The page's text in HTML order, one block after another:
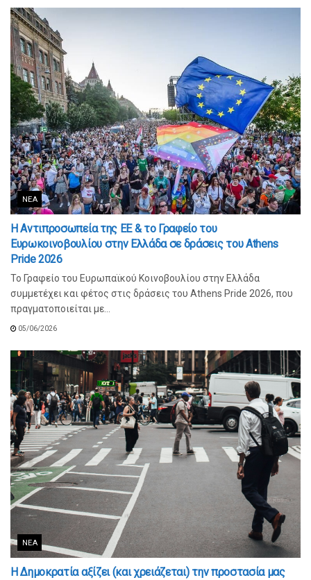
ΝΈΑ
Η Αντιπροσωπεία της ΕΕ & το Γραφείο του
Ευρωκοινοβουλίου στην Ελλάδα σε δράσεις του Athens
Pride 2026
Το Γραφείο του Ευρωπαϊκού Κοινοβουλίου στην Ελλάδα
συμμετέχει και φέτος στις δράσεις του Athens Pride 2026, που
πραγματοποιείται με...
05/06/2026
ΝΈΑ
Η Δημοκρατία αξίζει (και χρειάζεται) την προστασία μας